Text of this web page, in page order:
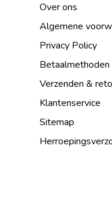
Over ons
Algemene
Privacy Policy
Betaalmethoden
Verzenden &
Klantenservice
Sitemap